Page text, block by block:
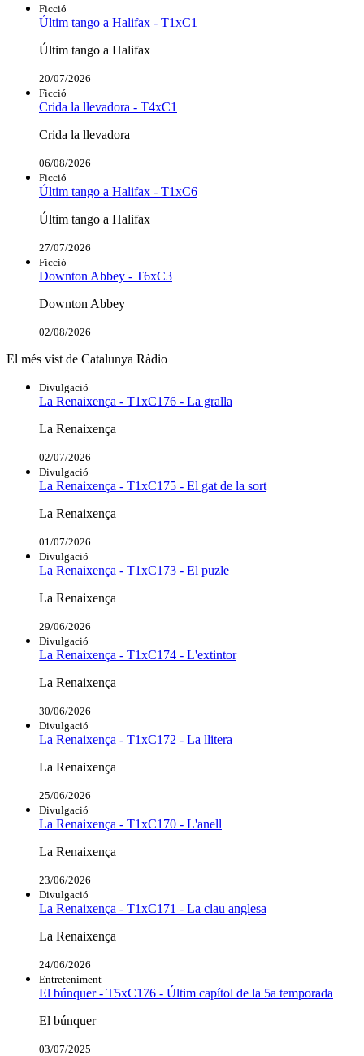
Ficció
Últim tango a Halifax - T1xC1
Últim tango a Halifax
20/07/2026
Ficció
Crida la llevadora - T4xC1
Crida la llevadora
06/08/2026
Ficció
Últim tango a Halifax - T1xC6
Últim tango a Halifax
27/07/2026
Ficció
Downton Abbey - T6xC3
Downton Abbey
02/08/2026
El més vist de Catalunya Ràdio
Divulgació
La Renaixença - T1xC176 - La gralla
La Renaixença
02/07/2026
Divulgació
La Renaixença - T1xC175 - El gat de la sort
La Renaixença
01/07/2026
Divulgació
La Renaixença - T1xC173 - El puzle
La Renaixença
29/06/2026
Divulgació
La Renaixença - T1xC174 - L'extintor
La Renaixença
30/06/2026
Divulgació
La Renaixença - T1xC172 - La llitera
La Renaixença
25/06/2026
Divulgació
La Renaixença - T1xC170 - L'anell
La Renaixença
23/06/2026
Divulgació
La Renaixença - T1xC171 - La clau anglesa
La Renaixença
24/06/2026
Entreteniment
El búnquer - T5xC176 - Últim capítol de la 5a temporada
El búnquer
03/07/2025